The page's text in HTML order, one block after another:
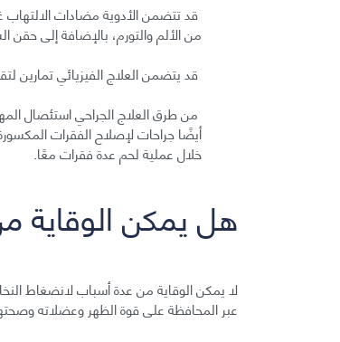
من الألم والتورم، بالإضافة إلى حقن
قد يتضمن العلاج الفيزيائي تمارين
من طرق العلاج الجراحي استئصال
أيضًا جراحات لإصلاح الفقرات
خلال عملية لحم عدة فقرات معًا.
هل يمكن الوقاية
لا يمكن الوقاية من عدة أسباب لانضغاط
عبر المحافظة على قوة الظهر وعضلاته